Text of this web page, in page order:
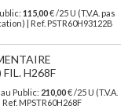
115,00€/25 U (T.V.A. pas
| Ref. PSTR60H93122B
FIL. H268F
Public: 210,00€ /25 U (T.V.A.
MPSTR60H268F